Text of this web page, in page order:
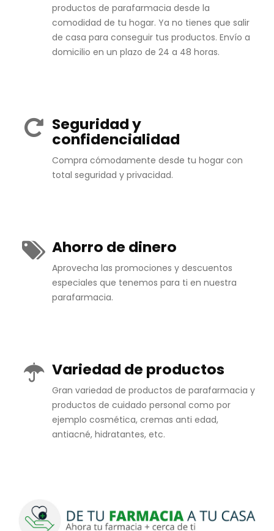
productos de parafarmacia desde la
comodidad de tu hogar. Ya no tienes que salir
de casa para conseguir tus productos. Envío a
domicilio en un plazo de 24 a 48 horas.
Seguridad y
confidencialidad
Compra cómodamente desde tu hogar con
total seguridad y privacidad.
Ahorro de dinero
Aprovecha las promociones y descuentos
especiales que tenemos para ti en nuestra
parafarmacia.
Variedad de productos
Gran variedad de productos de parafarmacia y
productos de cuidado personal como por
ejemplo cosmética, cremas anti edad,
antiacné, hidratantes, etc.